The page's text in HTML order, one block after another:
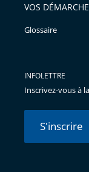
VOS
Glossaire
INFOLETTRE
Inscrivez-vous à
S'inscrire